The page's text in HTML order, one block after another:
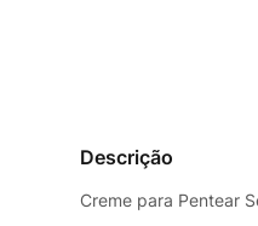
Descrição
Creme para Pentear